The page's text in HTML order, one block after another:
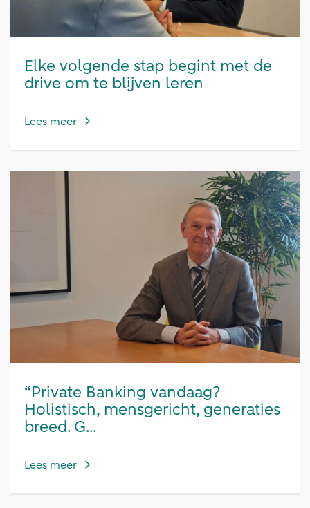
Elke volgende stap begint met de
drive om te blijven leren
Lees meer
“Private Banking vandaag?
Holistisch, mensgericht, generaties
breed. G...
Lees meer